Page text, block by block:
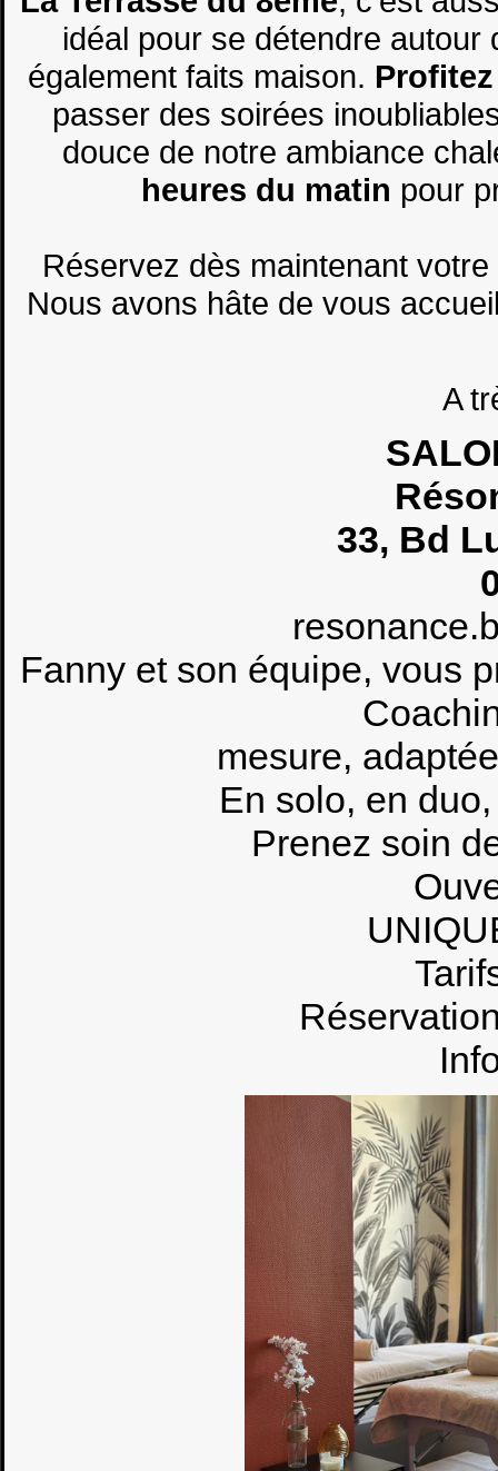
idéal pour se détendre
également faits maison.
passer des soirées
douce de notre ambiance
heures du matin pour
Réservez dès maintenant
Nous avons hâte de vous
A
33, Bd
Fanny et son équipe, vous
mesure,
En solo, en
Prenez soin